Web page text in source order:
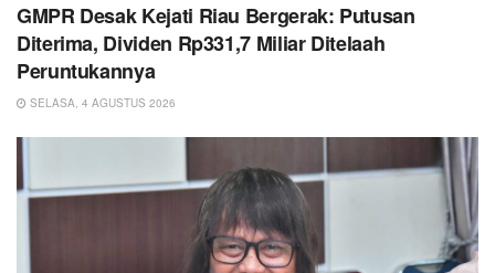
GMPR Desak Kejati Riau Bergerak: Putusan
Diterima, Dividen Rp331,7 Miliar Ditelaah
Peruntukannya
SELASA, 4 AGUSTUS 2026